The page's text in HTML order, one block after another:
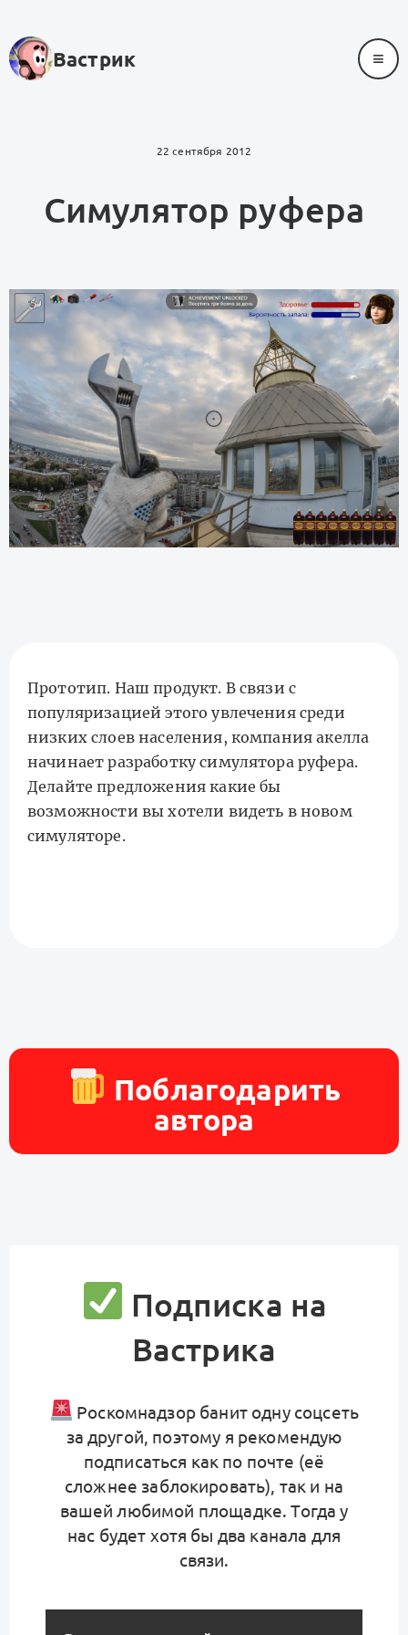
Вастрик ≡
22 сентября 2012
Симулятор руфера
Прототип. Наш продукт. В связи с
популяризацией этого увлечения среди
низких слоев населения, компания акелла
начинает разработку симулятора руфера.
Делайте предложения какие бы
возможности вы хотели видеть в новом
симуляторе.
Поблагодарить
автора
Подписка на
Вастрика
Роскомнадзор банит одну соцсеть
за другой, поэтому я рекомендую
подписаться как по почте (её
сложнее заблокировать), так и на
вашей любимой площадке. Тогда у
нас будет хотя бы два канала для
связи.